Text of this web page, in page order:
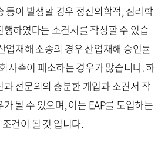
등이 발생할 경우 정신의학적, 심리학
하였다는 소견서를 작성할 수 있습
업재해 소송의 경우 산업재해 승인률
사측이 패소하는 경우가 많습니다. 하
전문의의 충분한 개입과 소견서 작
될 수 있으며, 이는 EAP를 도입하는
건이 될 것 입니다.